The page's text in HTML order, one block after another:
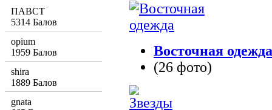
Восточная одежда
(26 фото)
ПАВСТ
5314 Балов
opium
1959 Балов
shira
1889 Балов
gnata